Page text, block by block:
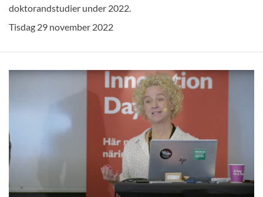
doktorandstudier under 2022.
Tisdag 29 november 2022